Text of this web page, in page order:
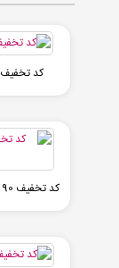
کد تخفیف 10% خرید بلیت قطار اسنپ تریپ برای تمام کاربران